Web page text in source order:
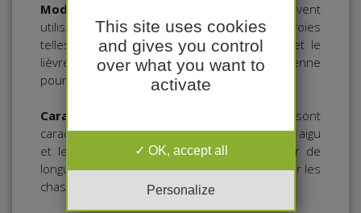
Mode de chasse :
Ces chiens sont souvent
utilisés par les chasseurs pour traquer des proies
telles que le cerf, le sanglier, le chevreuil et le
lièvre ou voir éventuellement le lapin de garenne
pour les races de petite taille.
Caractéristiques :
Les chiens courants sont
caractérisés par leur endurance, leur odorat aigu
et leur capacité à poursuivre une piste sur de
longues distances tout en aboyant pour alerter les
chasseurs de leur déplacements.
This site uses cookies
and gives you control
over what you want to
activate
OK, accept all
Personalize